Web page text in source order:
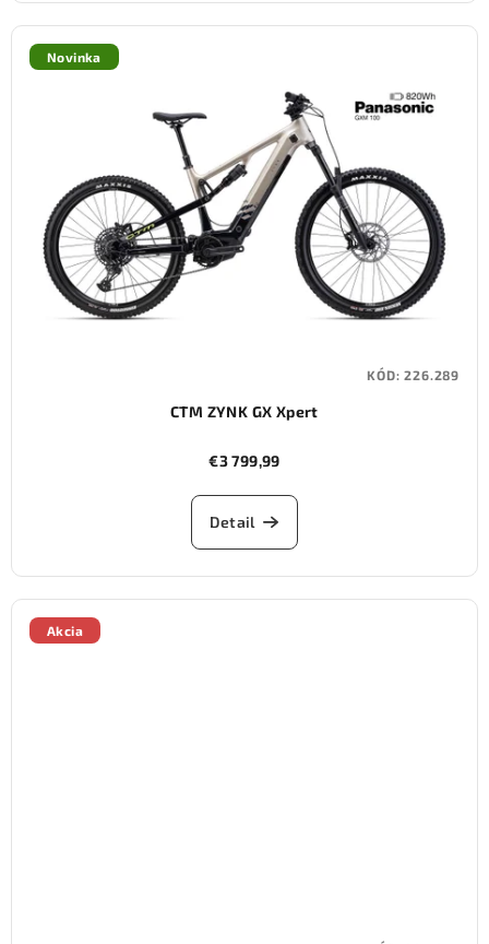
Novinka
CTM ZYNK GX Xpert
€3 799,99
Detail
KÓD:226.289
Akcia